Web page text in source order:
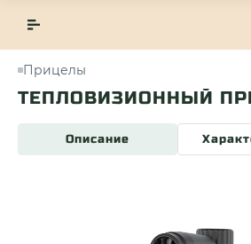
Прицелы
Описание